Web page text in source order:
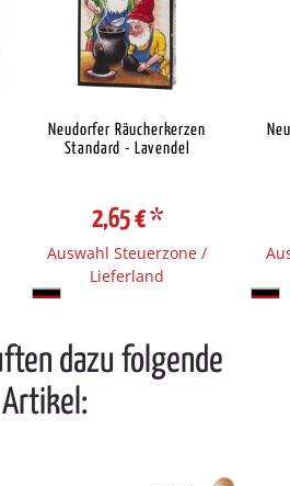
Neudorfer Räucherkerzen
Standard - Lavendel
2,65 €*
Auswahl Steuerzone /
Lieferland
dazu folgende
Artikel: